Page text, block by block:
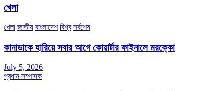
খেলা
খেলা জাতীয় বাংলাদেশ বিশ্ব সর্বশেষ
কানাডাকে হারিয়ে সবার আগে কোয়ার্টার ফাইনালে মরক্কো
July 5, 2026
প্রধান সম্পাদক